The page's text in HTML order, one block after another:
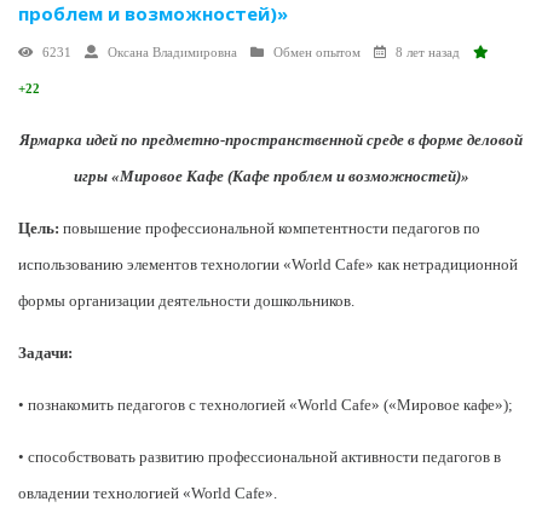
проблем и возможностей)»
6231 Оксана Владимировна Обмен опытом 8 лет назад
+22
Ярмарка идей по предметно-пространственной среде в форме деловой
игры «Мировое Кафе (Кафе проблем и возможностей)»
Цель: повышение профессиональной компетентности педагогов по
использованию элементов технологии «World Cafe» как нетрадиционной
формы организации деятельности дошкольников.
Задачи:
• познакомить педагогов с технологией «World Cafe» («Мировое кафе»);
• способствовать развитию профессиональной активности педагогов в
овладении технологией «World Cafe».